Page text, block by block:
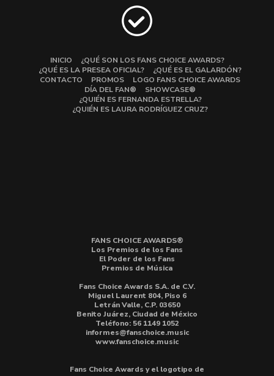
INICIO
¿QUÉ SON LOS FANS CHOICE AWARDS?
¿QUÉ ES LA PRESEA OFICIAL?
¿QUÉ ES EL GALARDÓN?
CONTACTO
PROMOS
LOGO FANS CHOICE AWARDS
DÍA DEL FAN®
SHOWCASE®
¿QUIÉN ES FERNANDA ESTRELLA?
¿QUIÉN ES LAURA RODRÍGUEZ CRUZ?
FANS CHOICE AWARDS®
Los Premios de los Fans
El Poder de los Fans
Premios de Música
Fans Choice Awards S.A. de C.V.
Miguel Laurent 804, Piso 6
Letrán Valle, C.P. 03650
Benito Juárez, Ciudad de México
Teléfono: 56 1149 1052
informes@fanschoice.music
www.fanschoice.music
Fans Choice Awards y el logotipo de